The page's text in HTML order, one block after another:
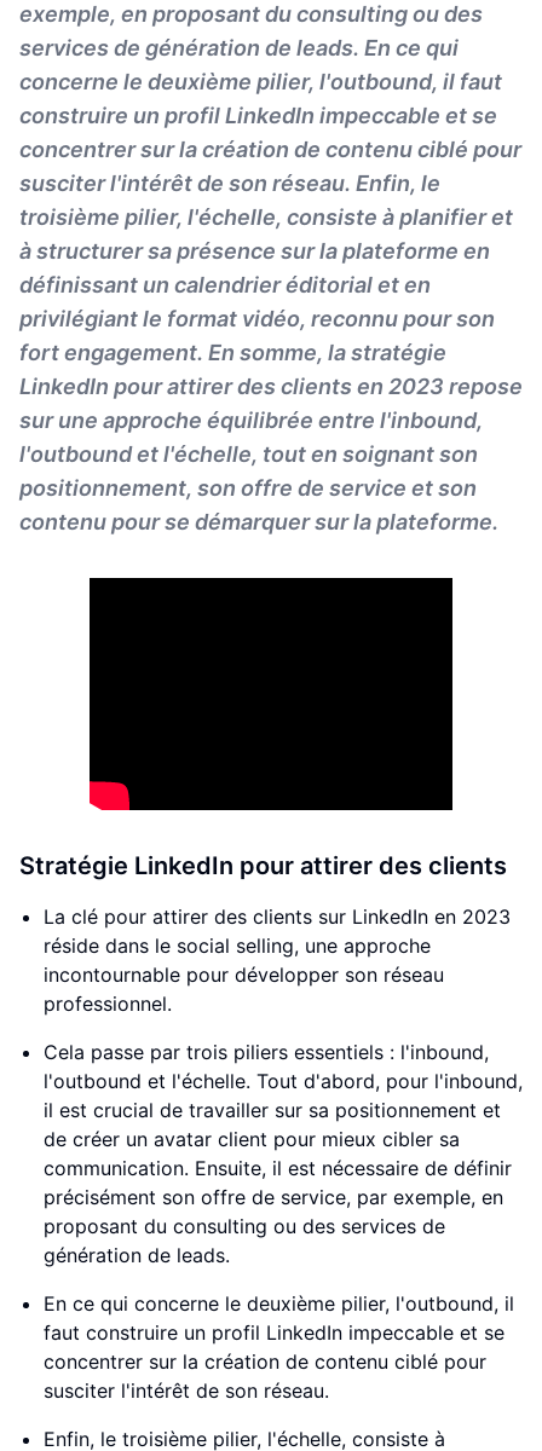
exemple, en proposant du consulting ou des
services de génération de leads. En ce qui
concerne le deuxième pilier, l'outbound, il faut
construire un profil LinkedIn impeccable et se
concentrer sur la création de contenu ciblé pour
susciter l'intérêt de son réseau. Enfin, le
troisième pilier, l'échelle, consiste à planifier et
à structurer sa présence sur la plateforme en
définissant un calendrier éditorial et en
privilégiant le format vidéo, reconnu pour son
fort engagement. En somme, la stratégie
LinkedIn pour attirer des clients en 2023 repose
sur une approche équilibrée entre l'inbound,
l'outbound et l'échelle, tout en soignant son
positionnement, son offre de service et son
contenu pour se démarquer sur la plateforme.
Stratégie LinkedIn pour attirer des clients
La clé pour attirer des clients sur LinkedIn en 2023
réside dans le social selling, une approche
incontournable pour développer son réseau
professionnel.
Cela passe par trois piliers essentiels : l'inbound,
l'outbound et l'échelle. Tout d'abord, pour l'inbound,
il est crucial de travailler sur sa positionnement et
de créer un avatar client pour mieux cibler sa
communication. Ensuite, il est nécessaire de définir
précisément son offre de service, par exemple, en
proposant du consulting ou des services de
génération de leads.
En ce qui concerne le deuxième pilier, l'outbound, il
faut construire un profil LinkedIn impeccable et se
concentrer sur la création de contenu ciblé pour
susciter l'intérêt de son réseau.
Enfin, le troisième pilier, l'échelle, consiste à